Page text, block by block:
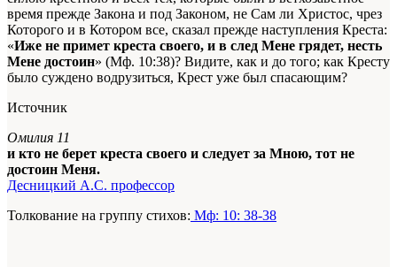
время прежде Закона и под Законом, не Сам ли Христос, чрез
Которого и в Котором все, сказал прежде наступления Креста:
«Иже не примет креста своего, и в след Мене грядет, несть
Мене достоин» (Мф. 10:38)? Видите, как и до того; как Кресту
было суждено водрузиться, Крест уже был спасающим?
Источник
Омилия 11
и кто не берет креста своего и следует за Мною, тот не
достоин Меня.
Десницкий А.С. профессор
Толкование на группу стихов: Мф: 10: 38-38